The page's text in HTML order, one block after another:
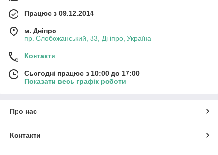
Працює з 09.12.2014
м. Дніпро
пр. Слобожанський, 83, Дніпро, Україна
Контакти
Сьогодні працює з 10:00 до 17:00
Показати весь графік роботи
Про нас
Контакти